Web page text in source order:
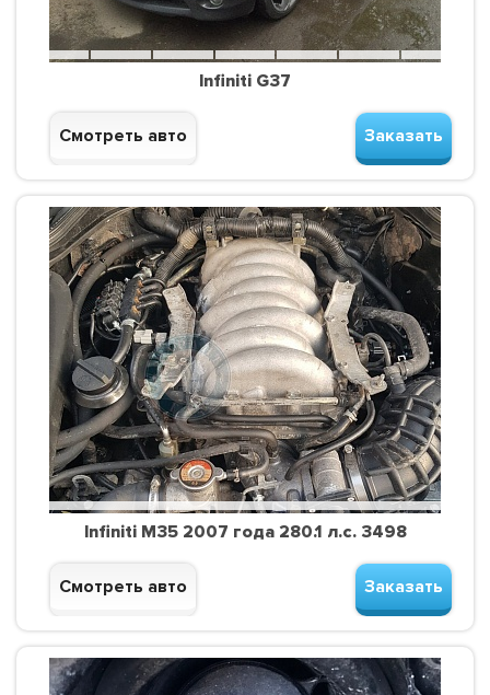
Infiniti G37
Смотреть авто Заказать
Infiniti M35 2007 года 280.1 л.с. 3498
Смотреть авто Заказать